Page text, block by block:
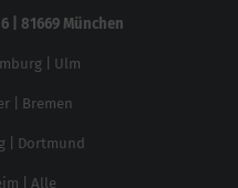
| 81669 München
Ulm
Bremen
Dortmund
Alle